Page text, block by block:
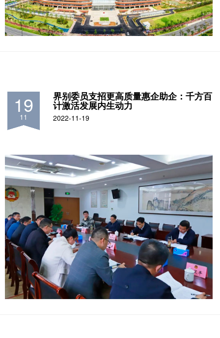
19
11
界别委员支招更高质量惠企助企：千方百
计激活发展内生动力
2022-11-19